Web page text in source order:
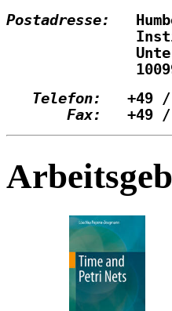
Postadresse:
Telefon: +49
       Fax:
+49